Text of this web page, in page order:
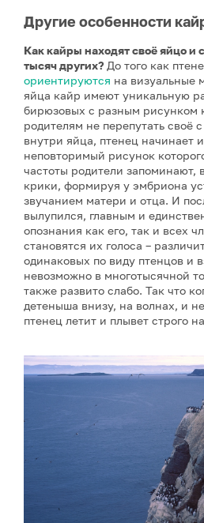
Другие особенности
Как кайры находят своё яйцо и
тысяч других? До того как
ориентируются на визуальные
яйца кайр имеют уникальную
бирюзовых с разным рисунком
родителям не перепутать своё
внутри яйца, птенец начинает
неповторимый рисунок
частоты родители запоминают,
крики, формируя у эмбриона
звучанием матери и отца. И
вылупился, главным и
опознания как его, так и всех
становятся их голоса –
одинаковых по виду птенцов и
невозможно в многотысячной
также развито слабо. Так что
детеныша внизу, на волнах, и
птенец летит и плывет строго